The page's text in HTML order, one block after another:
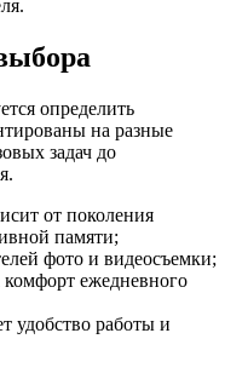
определить
на разные
задач до
от поколения
памяти;
фото и видеосъемки;
ежедневного
удобство работы и